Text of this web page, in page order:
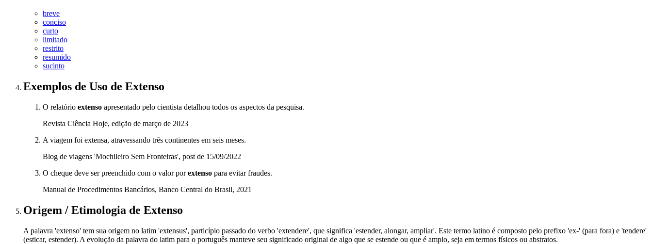
breve
conciso
curto
limitado
restrito
resumido
sucinto
Exemplos de Uso de Extenso
O relatório extenso apresentado pelo cientista detalhou todos os aspectos da pesquisa.
Revista Ciência Hoje, edição de março de 2023
A viagem foi extensa, atravessando três continentes em seis meses.
Blog de viagens 'Mochileiro Sem Fronteiras', post de 15/09/2022
O cheque deve ser preenchido com o valor porextenso para evitar fraudes.
Manual de Procedimentos Bancários, Banco Central do Brasil, 2021
Origem / Etimologia de Extenso
A palavra 'extenso' tem sua origem no latim 'extensus', particípio passado do verbo 'extendere', que significa 'estender, alongar, ampliar'. Este termo latino é composto pelo prefixo 'ex-' (para fora) e 'tendere'
(esticar, estender). A evolução da palavra do latim para o português manteve seu significado original de algo que se estende ou que é amplo, seja em termos físicos ou abstratos.